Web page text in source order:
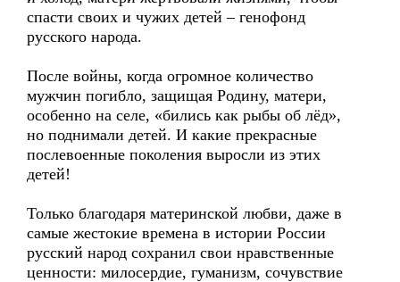
спасти своих и чужих детей – генофонд
русского народа.
После войны, когда огромное количество
мужчин погибло, защищая Родину, матери,
особенно на селе, «бились как рыбы об лёд»,
но поднимали детей. И какие прекрасные
послевоенные поколения выросли из этих
детей!
Только благодаря материнской любви, даже в
самые жестокие времена в истории России
русский народ сохранил свои нравственные
ценности: милосердие, гуманизм, сочувствие